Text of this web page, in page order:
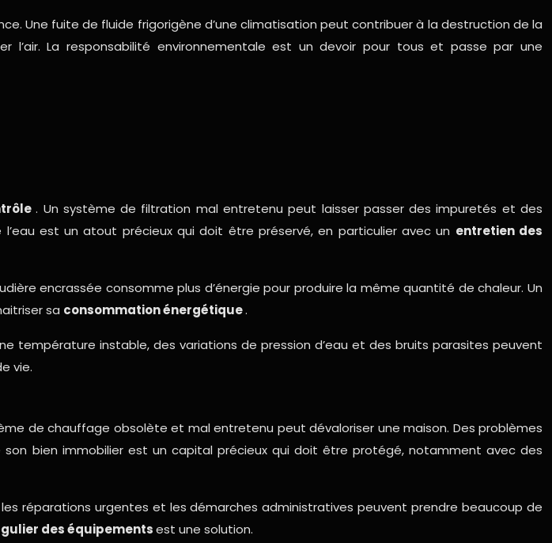
Une fuite de fluide frigorigène d’une climatisation peut contribuer à la destruction de la
l’air. La responsabilité environnementale est un devoir pour tous et passe par une
. Un système de filtration mal entretenu peut laisser passer des impuretés et des
est un atout précieux qui doit être préservé, en particulier avec un entretien des
encrassée consomme plus d’énergie pour produire la même quantité de chaleur. Un
sa consommation énergétique.
température instable, des variations de pression d’eau et des bruits parasites peuvent
vie.
de chauffage obsolète et mal entretenu peut dévaloriser une maison. Des problèmes
bien immobilier est un capital précieux qui doit être protégé, notamment avec des
réparations urgentes et les démarches administratives peuvent prendre beaucoup de
des équipementsest une solution.